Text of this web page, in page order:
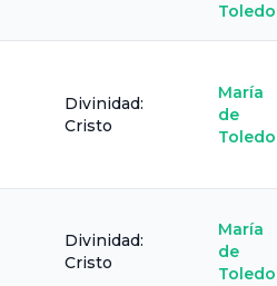
Toledo
Divinidad:
Cristo
María
de
Toledo
Divinidad:
Cristo
María
de
Toledo